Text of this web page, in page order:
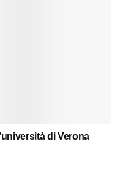
di Verona